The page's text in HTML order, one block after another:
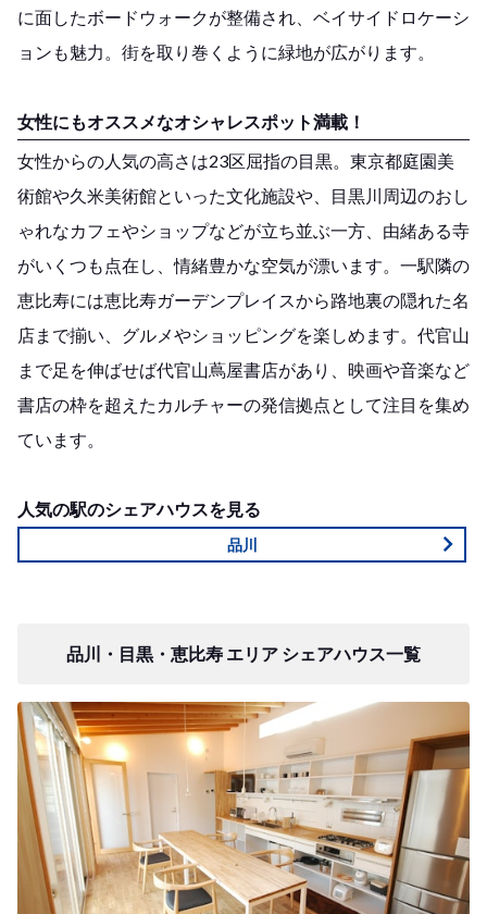
に面したボードウォークが整備され、ベイサイドロケーシ
ョンも魅力。街を取り巻くように緑地が広がります。
女性にもオススメなオシャレスポット満載！
女性からの人気の高さは23区屈指の目黒。東京都庭園美
術館や久米美術館といった文化施設や、目黒川周辺のおし
ゃれなカフェやショップなどが立ち並ぶ一方、由緒ある寺
がいくつも点在し、情緒豊かな空気が漂います。一駅隣の
恵比寿には恵比寿ガーデンプレイスから路地裏の隠れた名
店まで揃い、グルメやショッピングを楽しめます。代官山
まで足を伸ばせば代官山蔦屋書店があり、映画や音楽など
書店の枠を超えたカルチャーの発信拠点として注目を集め
ています。
人気の駅のシェアハウスを見る
品川
品川・目黒・恵比寿 エリア シェアハウス一覧